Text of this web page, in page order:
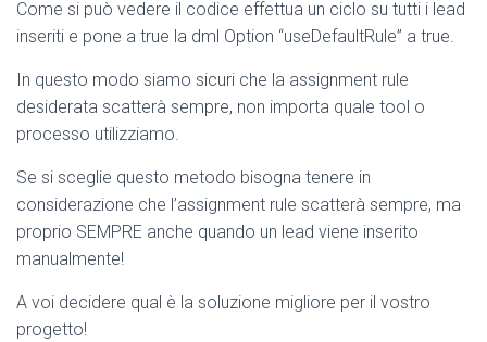
Come si può vedere il codice effettua un ciclo su tutti i lead
inseriti e pone a true la dml Option “useDefaultRule” a true.
In questo modo siamo sicuri che la assignment rule
desiderata scatterà sempre, non importa quale tool o
processo utilizziamo.
Se si sceglie questo metodo bisogna tenere in
considerazione che l’assignment rule scatterà sempre, ma
proprio SEMPRE anche quando un lead viene inserito
manualmente!
A voi decidere qual è la soluzione migliore per il vostro
progetto!